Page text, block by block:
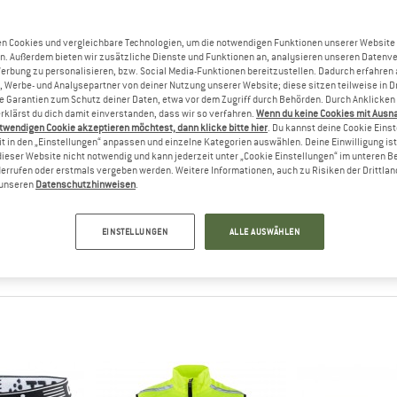
BEKLEIDUNG FÜR
Preise, zu denen man sich das auch leisten kann - beides
Boras seine Firma, beschäftigte sich aber schon
Kunstfaser - zu einer Zeit, als Baumwolle noch als Standard
Cookies und vergleichbare Technologien, um die notwendigen Funktionen unserer Website
Außerdem bieten wir zusätzliche Dienste und Funktionen an, analysieren unseren
zu personalisieren, bzw. Social Media-Funktionen bereitzustellen. Dadurch erfahren
Werbe- und Analysepartner von deiner Nutzung unserer Website; diese sitzen teilweise in
Garantien zum Schutz deiner Daten, etwa vor dem Zugriff durch Behörden. Durch Anklicken
du dich damit einverstanden, dass wir so verfahren. Wenn du keine Cookies mit
Cookie akzeptieren möchtest, dann klicke bitte hier. Du kannst deine Cookie
in den „Einstellungen“ anpassen und einzelne Kategorien auswählen. Deine Einwilligung
Website nicht notwendig und kann jederzeit unter „Cookie Einstellungen“ im unteren
oder erstmals vergeben werden. Weitere Informationen, auch zu Risiken der
Datenschutzhinweisen.
EINSTELLUNGEN ALLE AUSWÄHLEN